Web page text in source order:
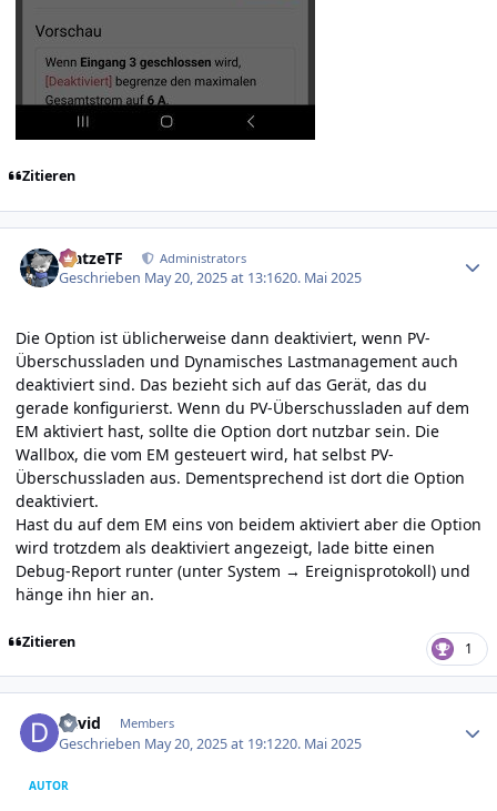
Zitieren
MatzeTF Administrators
Geschrieben May 20, 2025 at 13:1620. Mai 2025
Die Option ist üblicherweise dann deaktiviert, wenn PV-
Überschussladen und Dynamisches Lastmanagement auch
deaktiviert sind. Das bezieht sich auf das Gerät, das du
gerade konfigurierst. Wenn du PV-Überschussladen auf dem
EM aktiviert hast, sollte die Option dort nutzbar sein. Die
Wallbox, die vom EM gesteuert wird, hat selbst PV-
Überschussladen aus. Dementsprechend ist dort die Option
deaktiviert.
Hast du auf dem EM eins von beidem aktiviert aber die Option
wird trotzdem als deaktiviert angezeigt, lade bitte einen
Debug-Report runter (unter System → Ereignisprotokoll) und
hänge ihn hier an.
Zitieren 1
david Members
Geschrieben May 20, 2025 at 19:1220. Mai 2025
AUTOR